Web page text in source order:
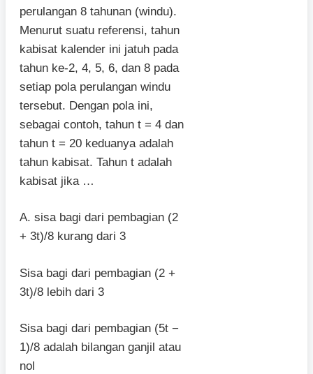
perulangan 8 tahunan (windu).
Menurut suatu referensi, tahun
kabisat kalender ini jatuh pada
tahun ke-2, 4, 5, 6, dan 8 pada
setiap pola perulangan windu
tersebut. Dengan pola ini,
sebagai contoh, tahun t = 4 dan
tahun t = 20 keduanya adalah
tahun kabisat. Tahun t adalah
kabisat jika …
A. sisa bagi dari pembagian (2
+ 3t)/8 kurang dari 3
Sisa bagi dari pembagian (2 +
3t)/8 lebih dari 3
Sisa bagi dari pembagian (5t −
1)/8 adalah bilangan ganjil atau
nol